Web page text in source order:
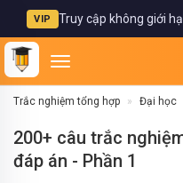
VIP Truy cập không giới
Trắc nghiệm tổng hợp Đại học
200+ câu trắc
đáp án - Phần 1